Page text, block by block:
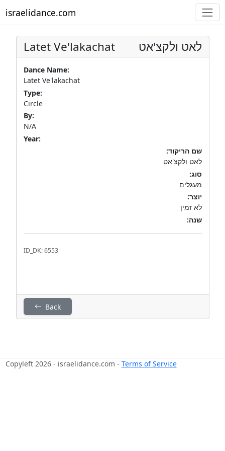
israelidance.com
Latet Ve'lakachat לאט ולקצ'אט
Dance Name:
Latet Ve'lakachat
Type:
Circle
By:
N/A
Year:
שם הריקוד:
לאט ולקצ'אט
סוג:
מעגלים
יוצר:
לא זמין
שנה:
ID_DK: 6553
Back
Copyleft 2026 - israelidance.com - Terms of Service